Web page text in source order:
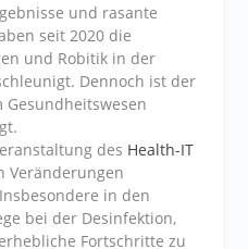
und rasante
seit 2020 die
und Robitik in der
Dennoch ist der
Gesundheitswesen
des Health-IT
Veränderungen
in den
bei der Desinfektion,
Fortschritte zu